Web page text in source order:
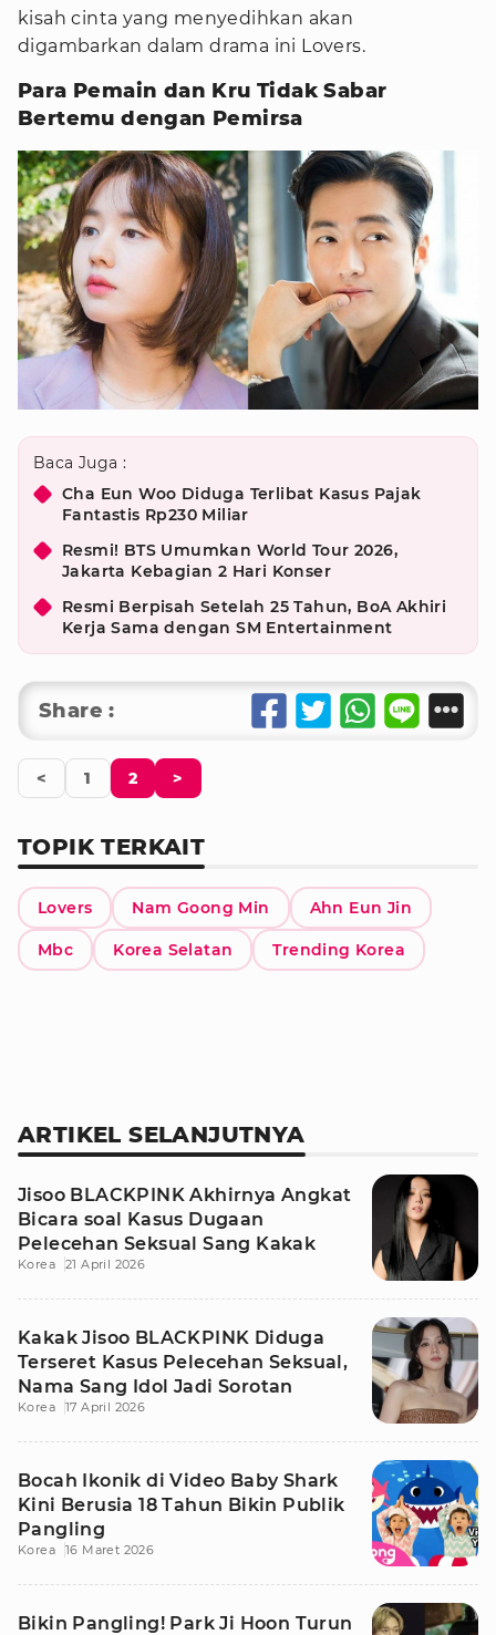
kisah cinta yang menyedihkan akan
digambarkan dalam drama ini Lovers.
Para Pemain dan Kru Tidak Sabar
Bertemu dengan Pemirsa
Baca Juga :
Cha Eun Woo Diduga Terlibat Kasus Pajak
Fantastis Rp230 Miliar
Resmi! BTS Umumkan World Tour 2026,
Jakarta Kebagian 2 Hari Konser
Resmi Berpisah Setelah 25 Tahun, BoA Akhiri
Kerja Sama dengan SM Entertainment
Share :
< 1 2 >
TOPIK TERKAIT
Lovers Nam Goong Min Ahn Eun Jin
Mbc Korea Selatan Trending Korea
ARTIKEL SELANJUTNYA
Jisoo BLACKPINK Akhirnya Angkat
Bicara soal Kasus Dugaan
Pelecehan Seksual Sang Kakak
Korea 21 April 2026
Kakak Jisoo BLACKPINK Diduga
Terseret Kasus Pelecehan Seksual,
Nama Sang Idol Jadi Sorotan
Korea 17 April 2026
Bocah Ikonik di Video Baby Shark
Kini Berusia 18 Tahun Bikin Publik
Pangling
Korea 16 Maret 2026
Bikin Pangling! Park Ji Hoon Turun